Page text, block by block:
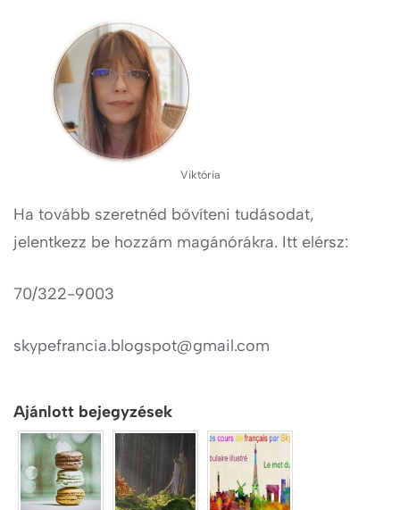
Viktória
Ha tovább szeretnéd bővíteni tudásodat,
jelentkezz be hozzám magánórákra. Itt elérsz:
70/322-9003
skypefrancia.blogspot@gmail.com
Ajánlott bejegyzések